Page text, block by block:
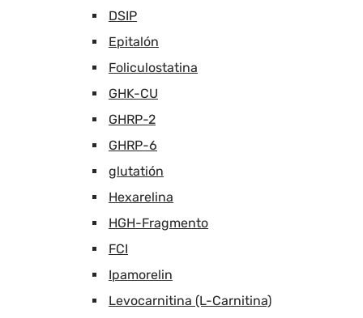
DSIP
Epitalón
Foliculostatina
GHK-CU
GHRP-2
GHRP-6
glutatión
Hexarelina
HGH-Fragmento
FCI
Ipamorelin
Levocarnitina (L-Carnitina)